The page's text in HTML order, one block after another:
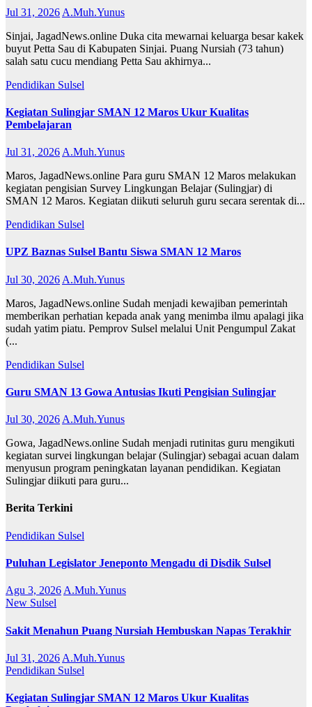
Jul 31, 2026 A.Muh.Yunus
Sinjai, JagadNews.online Duka cita mewarnai keluarga besar kakek
buyut Petta Sau di Kabupaten Sinjai. Puang Nursiah (73 tahun)
salah satu cucu mendiang Petta Sau akhirnya...
Pendidikan Sulsel
Kegiatan Sulingjar SMAN 12 Maros Ukur Kualitas
Pembelajaran
Jul 31, 2026 A.Muh.Yunus
Maros, JagadNews.online Para guru SMAN 12 Maros melakukan
kegiatan pengisian Survey Lingkungan Belajar (Sulingjar) di
SMAN 12 Maros. Kegiatan diikuti seluruh guru secara serentak di...
Pendidikan Sulsel
UPZ Baznas Sulsel Bantu Siswa SMAN 12 Maros
Jul 30, 2026 A.Muh.Yunus
Maros, JagadNews.online Sudah menjadi kewajiban pemerintah
memberikan perhatian kepada anak yang menimba ilmu apalagi jika
sudah yatim piatu. Pemprov Sulsel melalui Unit Pengumpul Zakat
(...
Pendidikan Sulsel
Guru SMAN 13 Gowa Antusias Ikuti Pengisian Sulingjar
Jul 30, 2026 A.Muh.Yunus
Gowa, JagadNews.online Sudah menjadi rutinitas guru mengikuti
kegiatan survei lingkungan belajar (Sulingjar) sebagai acuan dalam
menyusun program peningkatan layanan pendidikan. Kegiatan
Sulingjar diikuti para guru...
Berita Terkini
Pendidikan Sulsel
Puluhan Legislator Jeneponto Mengadu di Disdik Sulsel
Agu 3, 2026 A.Muh.Yunus
New Sulsel
Sakit Menahun Puang Nursiah Hembuskan Napas Terakhir
Jul 31, 2026 A.Muh.Yunus
Pendidikan Sulsel
Kegiatan Sulingjar SMAN 12 Maros Ukur Kualitas